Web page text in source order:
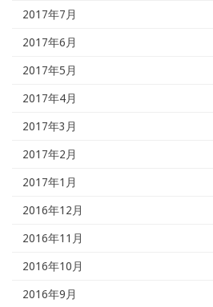
2017年7月
2017年6月
2017年5月
2017年4月
2017年3月
2017年2月
2017年1月
2016年12月
2016年11月
2016年10月
2016年9月